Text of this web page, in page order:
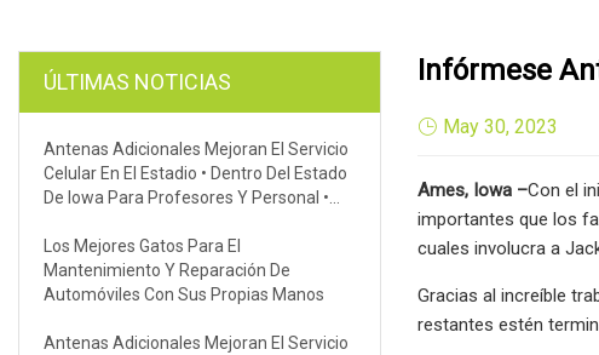
ÚLTIMAS NOTICIAS
Antenas Adicionales Mejoran El Servicio
Celular En El Estadio • Dentro Del Estado
De Iowa Para Profesores Y Personal •
Los Mejores Gatos Para El
Mantenimiento Y Reparación De
Automóviles Con Sus Propias Manos
Antenas Adicionales Mejoran El Servicio
Infórmese
May 30, 2023
Ames, Iowa –Con el
importantes que los
cuales involucra a
Gracias al increíble
restantes estén